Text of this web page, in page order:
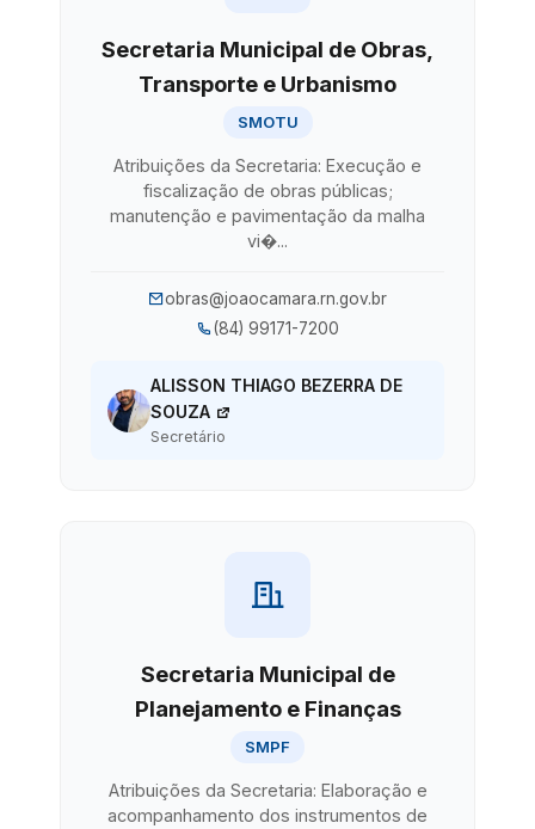
Secretaria Municipal de Obras,
Transporte e Urbanismo
SMOTU
Atribuições da Secretaria: Execução e
fiscalização de obras públicas;
manutenção e pavimentação da malha
vi�...
obras@joaocamara.rn.gov.br
(84) 99171-7200
ALISSON THIAGO BEZERRA DE
SOUZA
Secretário
Secretaria Municipal de
Planejamento e Finanças
SMPF
Atribuições da Secretaria: Elaboração e
acompanhamento dos instrumentos de